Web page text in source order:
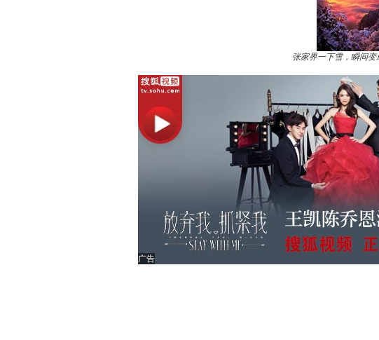
张家界一下雪，瞬间变
广告